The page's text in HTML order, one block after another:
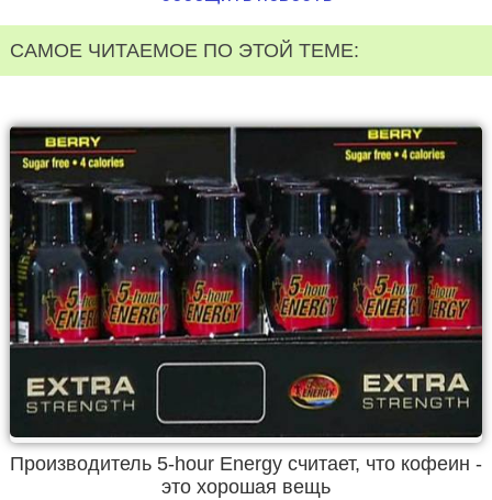
САМОЕ ЧИТАЕМОЕ ПО ЭТОЙ ТЕМЕ:
Производитель 5-hour Energy считает, что кофеин -
это хорошая вещь